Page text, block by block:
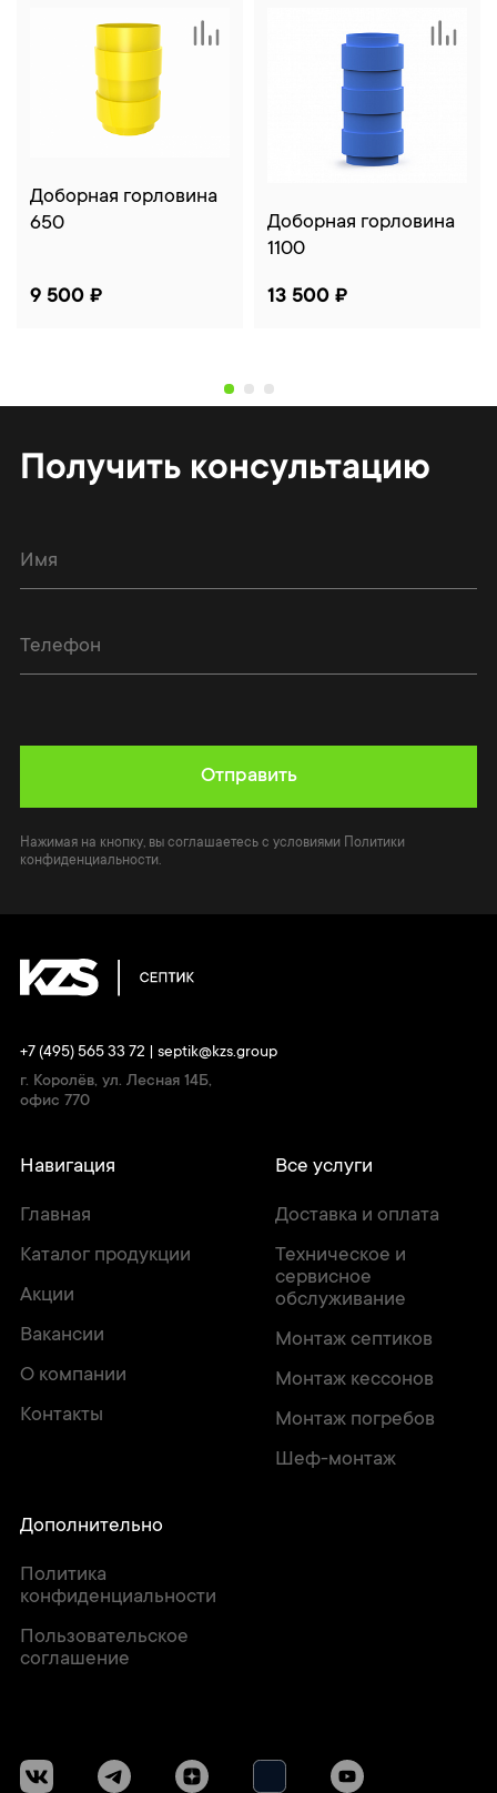
Доборная горловина
650
9 500 ₽
Доборная горловина
1100
13 500 ₽
Получить консультацию
Отправить
Нажимая на кнопку, вы соглашаетесь с условиями Политики
конфиденциальности.
+7 (495) 565 33 72
septik@kzs.group
г. Королёв, ул. Лесная 14Б,
офис 770
Навигация
Главная
Каталог продукции
Акции
Вакансии
О компании
Контакты
Все услуги
Доставка и оплата
Техническое и
сервисное
обслуживание
Монтаж септиков
Монтаж кессонов
Монтаж погребов
Шеф-монтаж
Дополнительно
Политика
конфиденциальности
Пользовательское
соглашение